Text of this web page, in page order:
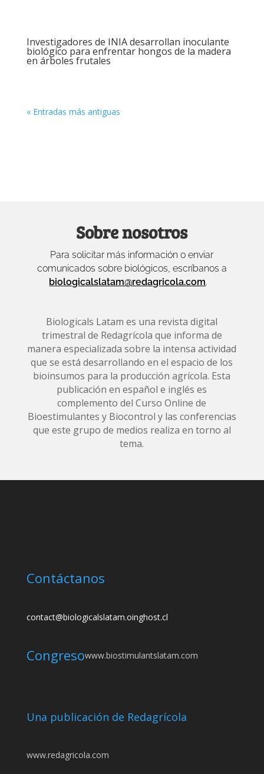
Investigadores de INIA desarrollan inoculante
biológico para enfrentar hongos de la madera
en árboles frutales
« Entradas más antiguas
Sobre nosotros
Para solicitar más información o enviar
comunicados sobre biológicos, escríbanos a
biologicalslatam@redagricola.com.
Biologicals Latam es una revista digital
trimestral de Redagrícola que informa de
manera especializada sobre la intensa actividad
que se está desarrollando en el espacio de los
bioinsumos para la producción agrícola. Esta
publicación en español e inglés es
complemento del Curso Online de
Bioestimulantes y Biocontrol y las conferencias
que este grupo de medios realiza en torno al
tema.
Contáctanos
contact@biologicalslatam.oinghost.cl
Congresowww.biostimulantslatam.com
Una publicación de Redagrícola
www.redagricola.com